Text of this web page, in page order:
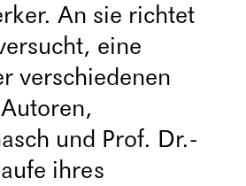
An sie richtet
eine
verschiedenen
und Prof. Dr.-
ihres